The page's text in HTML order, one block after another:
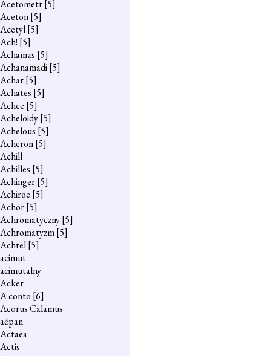
Acetometr[5]
Aceton[5]
Acetyl[5]
Ach! [5]
Achamas [5]
Achanamadi[5]
Achar[5]
Achates [5]
Achce [5]
Acheloidy[5]
Achelous [5]
Acheron[5]
Achill
Achilles [5]
Achinger[5]
Achiroe [5]
Achor[5]
Achromatyczny[5]
Achromatyzm[5]
Achtel[5]
acimut
acimutalny
Acker
A conto [6]
Acorus Calamus
aćpan
Actaea
Actis